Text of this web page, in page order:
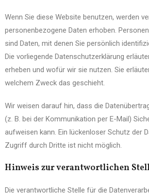
Wenn Sie diese Website benutzen, werden
personenbezogene Daten erhoben.
sind Daten, mit denen Sie persönlich
Die vorliegende Datenschutzerklärung
erheben und wofür wir sie nutzen. Sie
welchem Zweck das geschieht.
Wir weisen darauf hin, dass die
(z. B. bei der Kommunikation per E-Mail)
aufweisen kann. Ein lückenloser Schutz der
Zugriff durch Dritte ist nicht möglich.
Hinweis zur verantwortlichen
Die verantwortliche Stelle für die